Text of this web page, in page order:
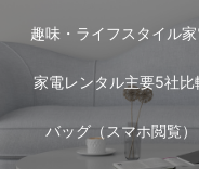
趣味・ライフスタイル
家電レンタル主要5社比
バッグ（スマホ閲覧）